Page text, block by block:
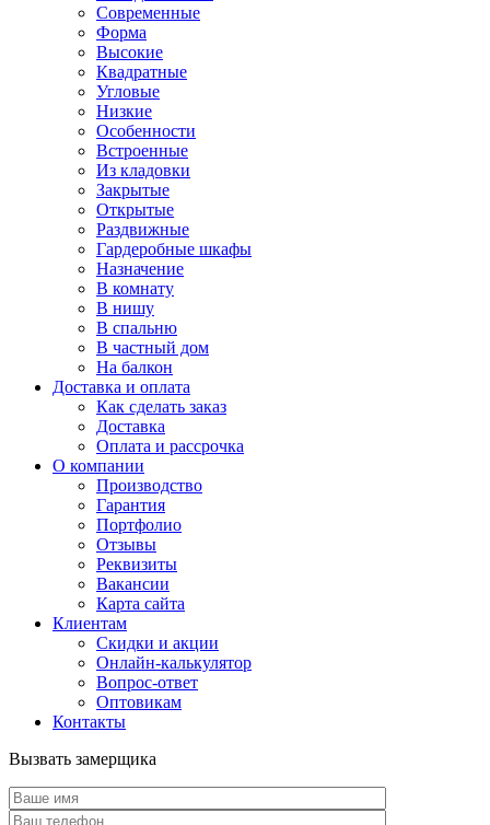
Современные
Форма
Высокие
Квадратные
Угловые
Низкие
Особенности
Встроенные
Из кладовки
Закрытые
Открытые
Раздвижные
Гардеробные шкафы
Назначение
В комнату
В нишу
В спальню
В частный дом
На балкон
Доставка и оплата
Как сделать заказ
Доставка
Оплата и рассрочка
О компании
Производство
Гарантия
Портфолио
Отзывы
Реквизиты
Вакансии
Карта сайта
Клиентам
Скидки и акции
Онлайн-калькулятор
Вопрос-ответ
Оптовикам
Контакты
Вызвать замерщика